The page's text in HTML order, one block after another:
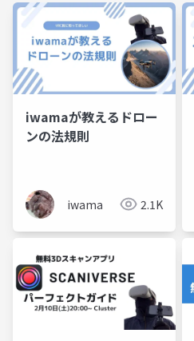
iwamaが教えるドロー
ンの法規則
iwama 2.1K